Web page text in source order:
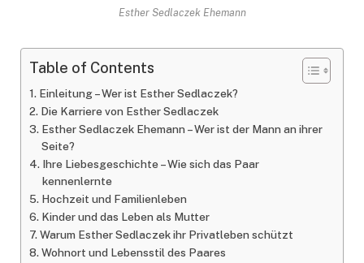
Esther Sedlaczek Ehemann
Table of Contents
Einleitung – Wer ist Esther Sedlaczek?
Die Karriere von Esther Sedlaczek
Esther Sedlaczek Ehemann – Wer ist der Mann an ihrer
Seite?
Ihre Liebesgeschichte – Wie sich das Paar
kennenlernte
Hochzeit und Familienleben
Kinder und das Leben als Mutter
Warum Esther Sedlaczek ihr Privatleben schützt
Wohnort und Lebensstil des Paares